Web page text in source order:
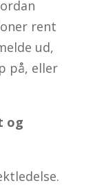
rent
ud,
på, eller
og